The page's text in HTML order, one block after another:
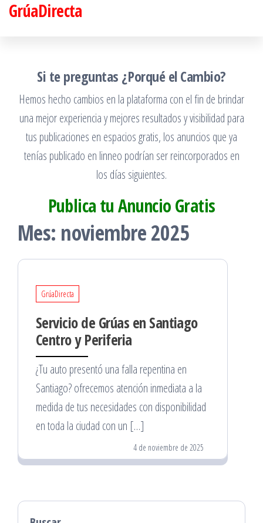
SaltarGrúaDirecta
Si te preguntas ¿Porqué el Cambio?
Hemos hecho cambios en la plataforma con el fin de brindar
una mejor experiencia y mejores resultados y visibilidad para
tus publicaciones en espacios gratis, los anuncios que ya
tenías publicado en linneo podrían ser reincorporados en
los días siguientes.
Publica tu Anuncio Gratis
Mes: noviembre 2025
GrúaDirecta
Servicio de Grúas en Santiago
Centro y Periferia
¿Tu auto presentó una falla repentina en
Santiago? ofrecemos atención inmediata a la
medida de tus necesidades con disponibilidad
en toda la ciudad con un […]
4 de noviembre de 2025